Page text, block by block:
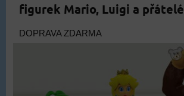
figurek Mario, Luigi a přátelé
DOPRAVA ZDARMA